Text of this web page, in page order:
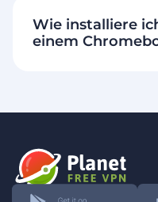
Wie installiere
einem